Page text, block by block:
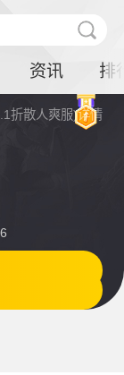
资讯 排
折散人爽服)详情